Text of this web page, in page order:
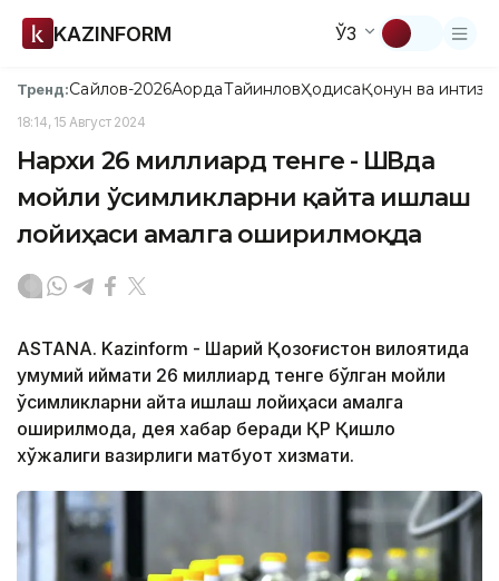
KAZINFORM ЎЗ
Тренд:Сайлов-2026АқордаТайинловҲодисаҚонун ва
18:14, 15 Август 2024
Нархи 26 миллиард тенге - ШҚВда
мойли ўсимликларни қайта ишлаш
лойиҳаси амалга оширилмоқда
ASTANA. Kazinform - Шарқий Қозоғистон вилоятида
умумий қиймати 26 миллиард тенге бўлган мойли
ўсимликларни қайта ишлаш лойиҳаси амалга
оширилмоқда, дея хабар беради ҚР Қишлоқ
хўжалиги вазирлиги матбуот хизмати.